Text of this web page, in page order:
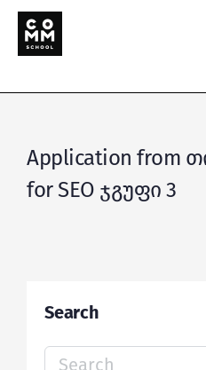
Application from
for SEO ჯგუფი 3
Search
Search